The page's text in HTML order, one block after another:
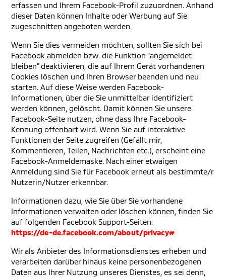
erfassen und Ihrem Facebook-Profil zuzuordnen. Anhand
dieser Daten können Inhalte oder Werbung auf Sie
zugeschnitten angeboten werden.
Wenn Sie dies vermeiden möchten, sollten Sie sich bei
Facebook abmelden bzw. die Funktion "angemeldet
bleiben" deaktivieren, die auf Ihrem Gerät vorhandenen
Cookies löschen und Ihren Browser beenden und neu
starten. Auf diese Weise werden Facebook-
Informationen, über die Sie unmittelbar identifiziert
werden können, gelöscht. Damit können Sie unsere
Facebook-Seite nutzen, ohne dass Ihre Facebook-
Kennung offenbart wird. Wenn Sie auf interaktive
Funktionen der Seite zugreifen (Gefällt mir,
Kommentieren, Teilen, Nachrichten etc.), erscheint eine
Facebook-Anmeldemaske. Nach einer etwaigen
Anmeldung sind Sie für Facebook erneut als bestimmte/r
Nutzerin/Nutzer erkennbar.
Informationen dazu, wie Sie über Sie vorhandene
Informationen verwalten oder löschen können, finden Sie
auf folgenden Facebook Support-Seiten:
https://de-de.facebook.com/about/privacy#
Wir als Anbieter des Informationsdienstes erheben und
verarbeiten darüber hinaus keine personenbezogenen
Daten aus Ihrer Nutzung unseres Dienstes, es sei denn,